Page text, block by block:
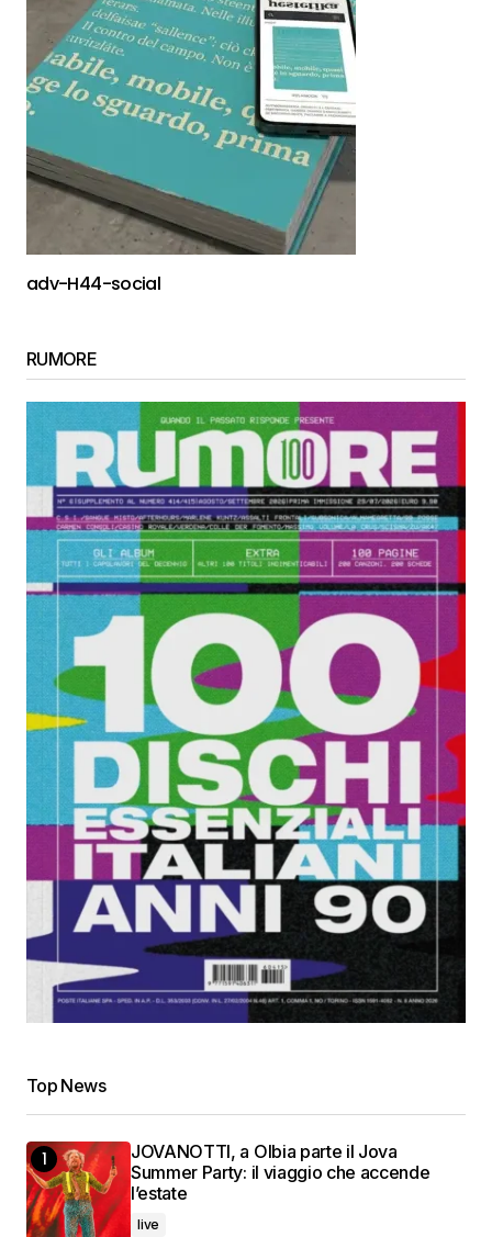
adv-H44-social
RUMORE
Top News
JOVANOTTI, a Olbia parte il Jova
Summer Party: il viaggio che accende
l’estate
live